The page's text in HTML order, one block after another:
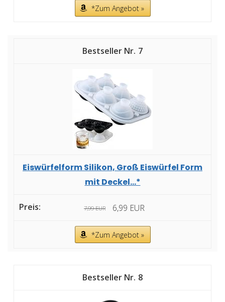
*Zum Angebot »
7
Eiswürfelform Silikon, Groß Eiswürfel Form
mit Deckel...*
7,99 EUR 6,99 EUR
*Zum Angebot »
8